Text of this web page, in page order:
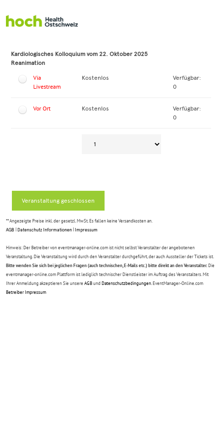
Kardiologisches Kolloquium vom 22. Oktober 2025
Reanimation
Via
Livestream
Kostenlos
Verfügbar:
0
Vor Ort Kostenlos
Verfügbar:
0
Veranstaltung geschlossen
** Angezeigte Preise inkl. der gesetzl. MwSt. Es fallen keine Versandkosten an.
AGB Datenschutz Informationen Impressum
Hinweis: Der Betreiber von eventmanager-online.com ist nicht selbst Veranstalter der angebotenen
Veranstaltung. Die Veranstaltung wird durch den Veranstalter durchgeführt, der auch Aussteller der Tickets ist.
Bitte wenden Sie sich bei jeglichen Fragen (auch technischen, E-Mails etc.) bitte direkt an den Veranstalter. Die
eventmanager-online.com Plattform ist lediglich technischer Dienstleister im Auftrag des Veranstalters. Mit
Ihrer Anmeldung akzeptieren Sie unsere AGBundDatenschutzbedingungen . EventManager-Online.com
Betreiber Impressum